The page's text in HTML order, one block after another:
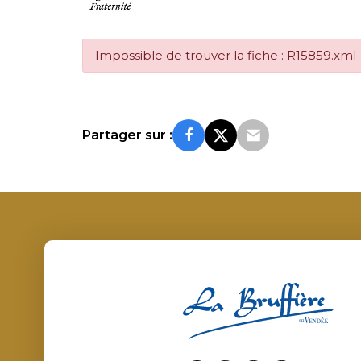
Impossible de trouver la fiche : R15859.xml
Partager sur :